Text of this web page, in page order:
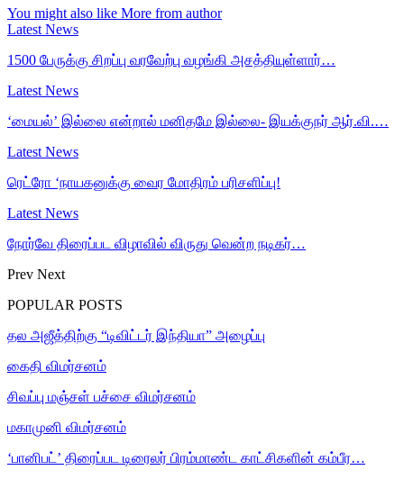
You might also like More from author
Latest News
1500 பேருக்கு சிறப்பு வரவேற்பு வழங்கி அசத்தியுள்ளார்…
Latest News
‘மையல்’ இல்லை என்றால் மனிதமே இல்லை- இயக்குநர் ஆர்.வி.…
Latest News
ரெட்ரோ ‘நாயகனுக்கு வைர மோதிரம் பரிசளிப்பு!
Latest News
நோர்வே திரைப்பட விழாவில் விருது வென்ற நடிகர்…
Prev Next
POPULAR POSTS
தல அஜீத்திற்கு “டிவிட்டர் இந்தியா” அழைப்பு
கைதி விமர்சனம்
சிவப்பு மஞ்சள் பச்சை விமர்சனம்
மகாமுனி விமர்சனம்
‘பானிபட்’ திரைப்பட டிரைலர் பிரம்மாண்ட காட்சிகளின் கம்பீர…